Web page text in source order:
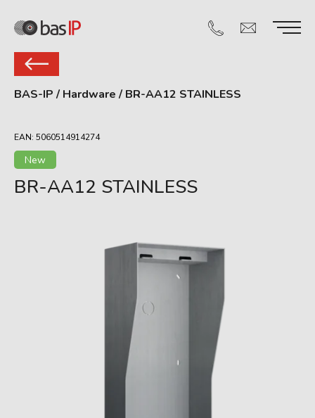
BAS-IP / Hardware / BR-AA12 STAINLESS
EAN: 5060514914274
New
BR-AA12 STAINLESS